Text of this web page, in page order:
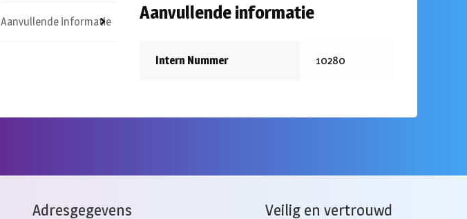
Aanvullende informatie Aanvullende informatie
Intern Nummer 10280
Adresgegevens Veilig en vertrouwd